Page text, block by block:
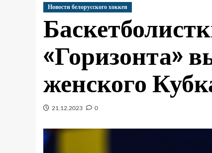
Новости белорусского хоккея
«Горизонта»
женского
21.12.2023 0